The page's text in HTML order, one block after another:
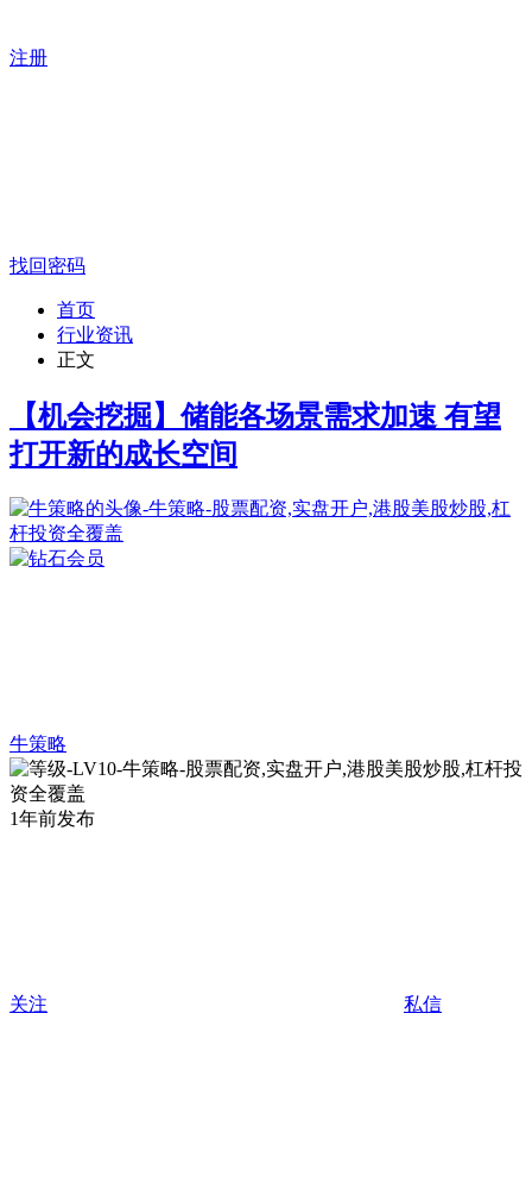
注册
找回密码
首页
行业资讯
正文
【机会挖掘】储能各场景需求加速 有望
打开新的成长空间
牛策略
1年前发布
关注 私信